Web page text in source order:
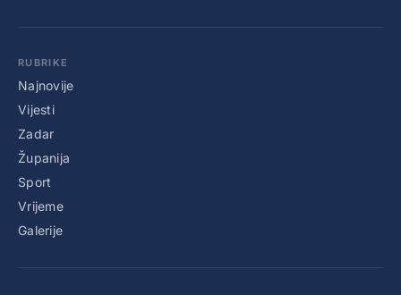
RUBRIKE
Najnovije
Vijesti
Zadar
Županija
Sport
Vrijeme
Galerije